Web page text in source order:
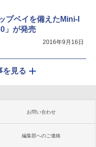
プベイを備えたMini-I
」が発売
2016年9月16日
を見る
お問い合わせ
編集部へのご連絡